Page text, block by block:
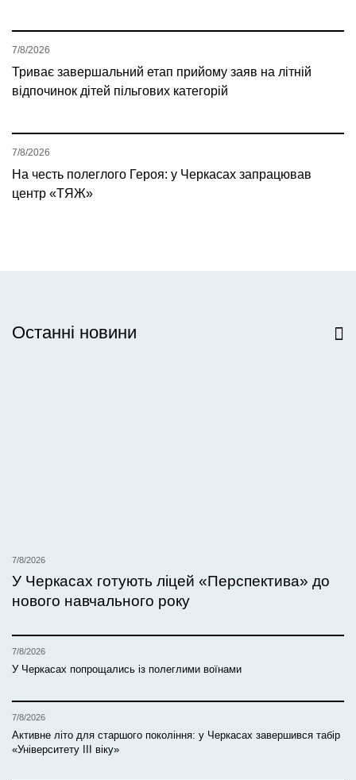
Триває завершальний етап прийому заяв на літній
відпочинок дітей пільгових категорій
7/8/2026
На честь полеглого Героя: у Черкасах запрацював
центр «ТЯЖ»
7/8/2026
Останні новини
7/8/2026
У Черкасах готують ліцей «Перспектива» до
нового навчального року
7/8/2026
У Черкасах попрощались із полеглими воїнами
7/8/2026
Активне літо для старшого покоління: у Черкасах завершився табір
«Університету ІІІ віку»